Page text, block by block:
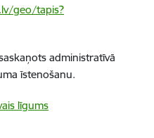
geo/tapis?
administratīvā
īstenošanu.
līgums